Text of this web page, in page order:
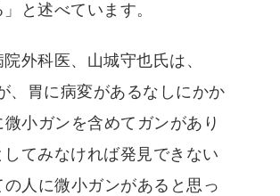
と述べています。
外科医、山城守也氏は、
、胃に病変があるなしにかか
小ガンを含めてガンがあり
てみなければ発見できない
人に微小ガンがあると思っ